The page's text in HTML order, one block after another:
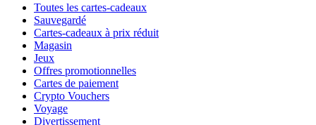
Toutes les cartes-cadeaux
Sauvegardé
Cartes-cadeaux à prix réduit
Magasin
Jeux
Offres promotionnelles
Cartes de paiement
Crypto Vouchers
Voyage
Divertissement